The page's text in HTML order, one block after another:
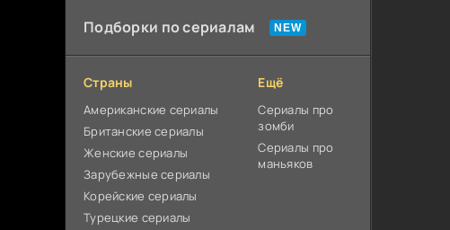
Подборки по сериалам
Страны
Американские сериалы
Британские сериалы
Женские сериалы
Зарубежные сериалы
Корейские сериалы
Турецкие сериалы
Ещё
Сериалы про
зомби
Сериалы про
маньяков